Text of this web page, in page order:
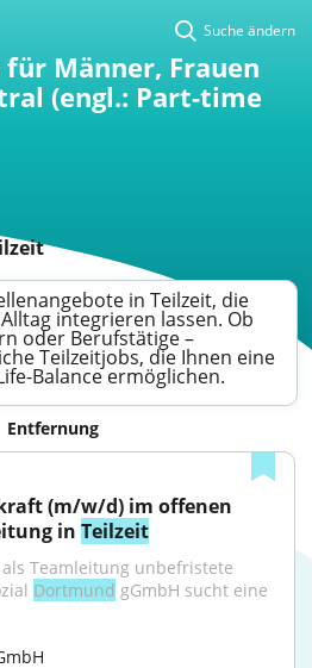
Suche ändern
Männer, Frauen
(engl.: Part-time
in Teilzeit, die
integrieren lassen. Ob
oder Berufstätige –
Teilzeitjobs, die Ihnen eine
Balance ermöglichen.
Entfernung
(m/w/d) im offenen
in Teilzeit
Teamleitung unbefristete
Dortmund gGmbH sucht eine